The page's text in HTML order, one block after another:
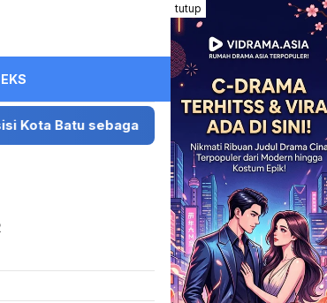
tutup
sebagai Destinasi Festival Musik Nasional